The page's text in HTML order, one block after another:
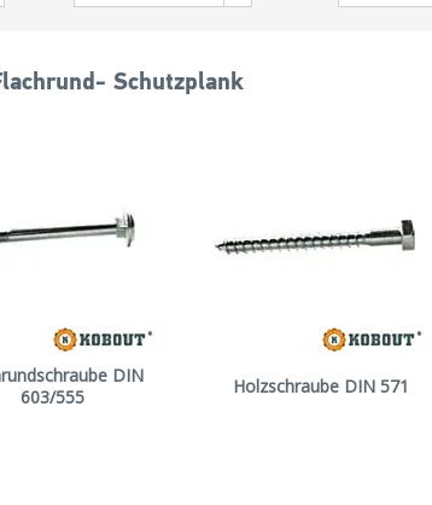
Schutzplank
DIN
603/555
Holzschraube DIN 571